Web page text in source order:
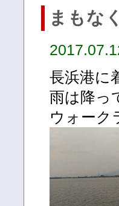
まもな
長浜港に
雨は降っ
ウォーク